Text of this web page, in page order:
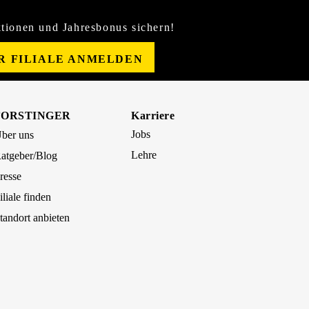
und Jahresbonus sichern!
FILIALE ANMELDEN
uns
Blog
finden
anbieten
Karriere
Jobs
Lehre